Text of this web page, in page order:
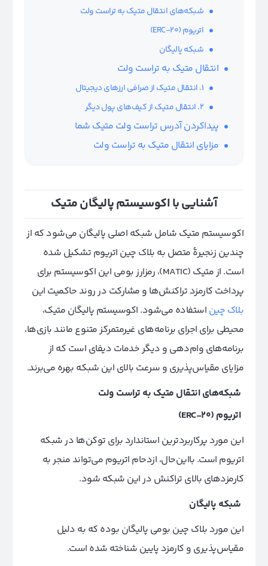
شبکه‌های انتقال متیک به تراست ولت
اتریوم (ERC-20)
شبکه پالیگان
انتقال متیک به تراست ولت
1. انتقال متیک از صرافی ارزهای دیجیتال
2. انتقال متیک از کیف‌های پول دیگر
پیداکردن آدرس تراست ولت متیک شما
مزایای انتقال متیک به تراست ولت
آشنایی با اکوسیستم پالیگان متیک
اکوسیستم متیک شامل شبکه اصلی پالیگان می‌شود که از
چندین زنجیرهٔ متصل به بلاک چین اتریوم تشکیل شده
است. از متیک (MATIC)، رمزارز بومی این اکوسیستم برای
پرداخت کارمزد تراکنش‌ها و مشارکت در روند حاکمیت این
بلاک چین استفاده می‌شود. اکوسیستم پالیگان متیک،
محیطی برای اجرای برنامه‌های غیرمتمرکز متنوع مانند بازی‌ها،
برنامه‌های وام‌دهی و دیگر خدمات دیفای است که از
مزایای مقیاس‌پذیری و سرعت بالای این شبکه بهره می‌برند.
شبکه‌های انتقال متیک به تراست ولت
اتریوم (ERC-20)
این مورد پرکاربردترین استاندارد برای توکن‌ها در شبکه
اتریوم است. بااین‌حال، ازدحام اتریوم می‌تواند منجر به
کارمزدهای بالای تراکنش در این شبکه شود.
شبکه پالیگان
این مورد بلاک چین بومی پالیگان بوده که به دلیل
مقیاس‌پذیری و کارمزد پایین شناخته شده است.